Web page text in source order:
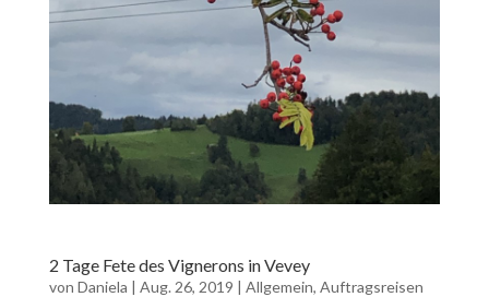
2 Tage Fete des Vignerons in Vevey
von Daniela | Aug. 26, 2019 | Allgemein, Auftragsreisen